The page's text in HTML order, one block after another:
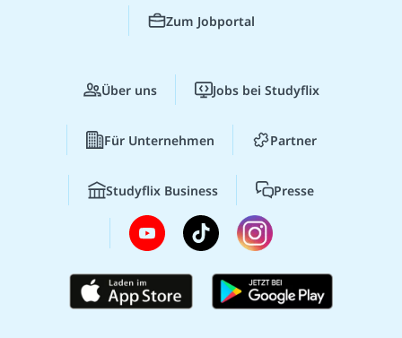
Zum Jobportal
Über uns Jobs bei Studyflix
Für Unternehmen Partner
Studyflix Business Presse